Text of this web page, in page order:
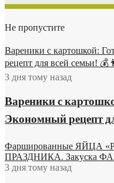
Не пропустите
Вареники с картошкой:
рецепт для всей семьи!
3 дня тому назад
Вареники с
Экономный рецепт
Фаршированные ЯЙЦА
ПРАЗДНИКА. Закуска
3 дня тому назад